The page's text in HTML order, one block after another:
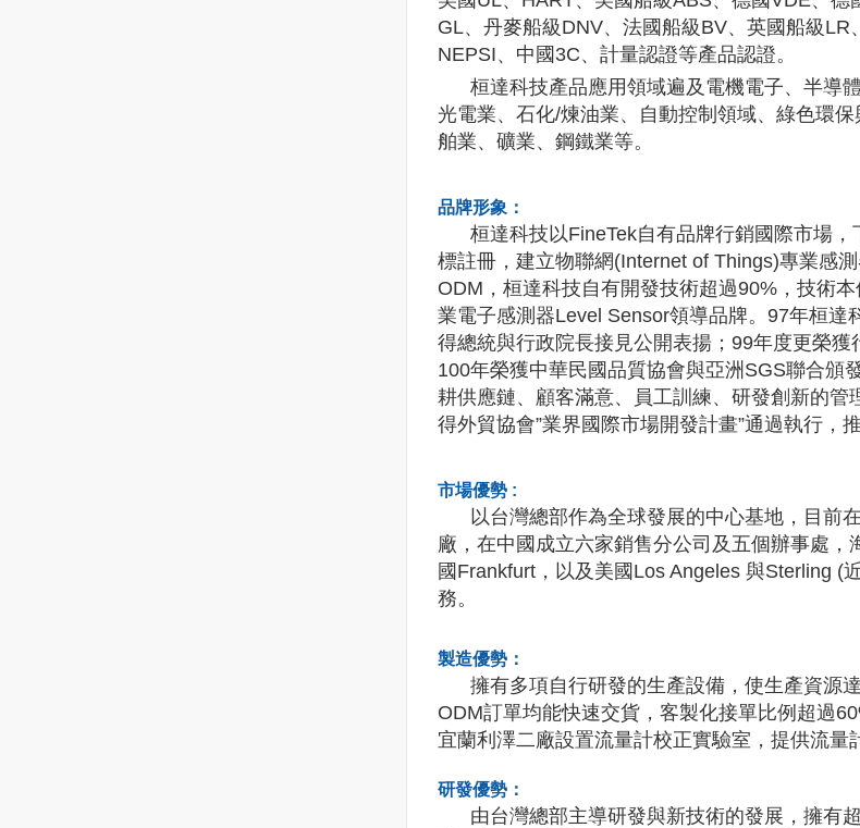
GL、丹麥船級DNV、法國船級BV、英國船級LR
NEPSI、中國3C、計量認證等產品認證。
桓達科技產品應用領域遍及電機電子、半導體
光電業、石化/煉油業、自動控制領域、綠色環
舶業、礦業、鋼鐵業等。
品牌形象：
桓達科技以FineTek自有品牌行銷國際市場，
標註冊，建立物聯網(Internet of Things)專業感
ODM，桓達科技自有開發技術超過90%，技術
業電子感測器Level Sensor領導品牌。97年桓
得總統與行政院長接見公開表揚；99年度更榮
100年榮獲中華民國品質協會與亞洲SGS聯合頒
耕供應鏈、顧客滿意、員工訓練、研發創新的
得外貿協會”業界國際市場開發計畫”通過執行，
市場優勢 :
以台灣總部作為全球發展的中心基地，目前
廠，在中國成立六家銷售分公司及五個辦事處
國Frankfurt，以及美國Los Angeles 與Sterling (
務。
製造優勢：
擁有多項自行研發的生產設備，使生產資源
ODM訂單均能快速交貨，客製化接單比例超過
宜蘭利澤二廠設置流量計校正實驗室，提供流量
研發優勢：
由台灣總部主導研發與新技術的發展，擁有